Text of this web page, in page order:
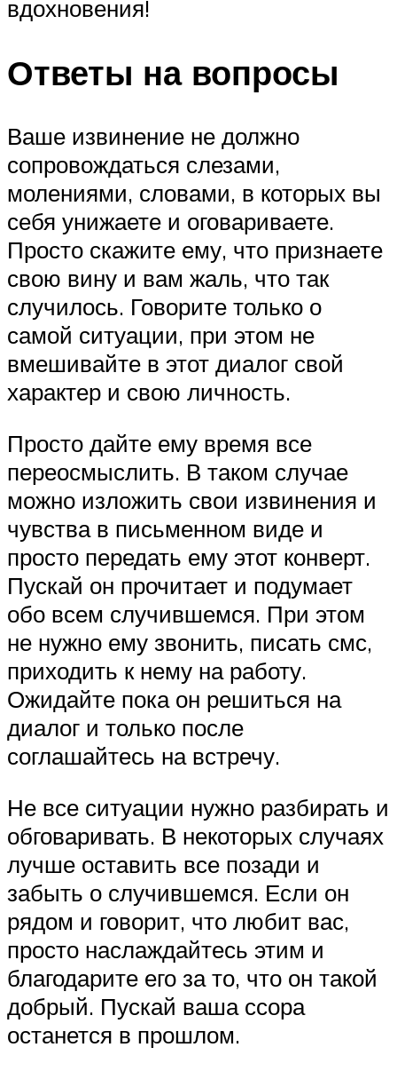
вдохновения!
Ответы на вопросы
Ваше извинение не должно
сопровождаться слезами,
молениями, словами, в которых вы
себя унижаете и оговариваете.
Просто скажите ему, что признаете
свою вину и вам жаль, что так
случилось. Говорите только о
самой ситуации, при этом не
вмешивайте в этот диалог свой
характер и свою личность.
Просто дайте ему время все
переосмыслить. В таком случае
можно изложить свои извинения и
чувства в письменном виде и
просто передать ему этот конверт.
Пускай он прочитает и подумает
обо всем случившемся. При этом
не нужно ему звонить, писать смс,
приходить к нему на работу.
Ожидайте пока он решиться на
диалог и только после
соглашайтесь на встречу.
Не все ситуации нужно разбирать и
обговаривать. В некоторых случаях
лучше оставить все позади и
забыть о случившемся. Если он
рядом и говорит, что любит вас,
просто наслаждайтесь этим и
благодарите его за то, что он такой
добрый. Пускай ваша ссора
останется в прошлом.